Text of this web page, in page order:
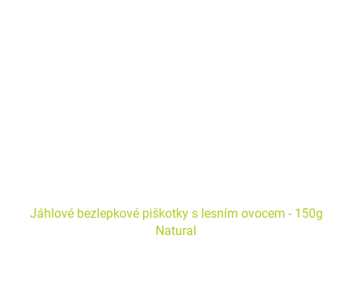
Jáhlové bezlepkové piškotky s lesním ovocem - 150g
Natural